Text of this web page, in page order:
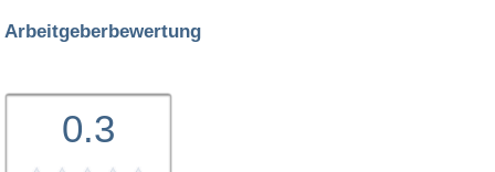
Arbeitgeberbewertung
0.3